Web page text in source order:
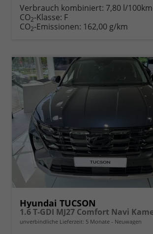
Verbrauch kombiniert: 7,80 l/100km
CO2-Klasse: F
CO2-Emissionen: 162,00 g/km
Hyundai TUCSON
1.6 T-GDI MJ27 Comfort Navi
unverbindliche Lieferzeit: 5 Monate Neuwagen